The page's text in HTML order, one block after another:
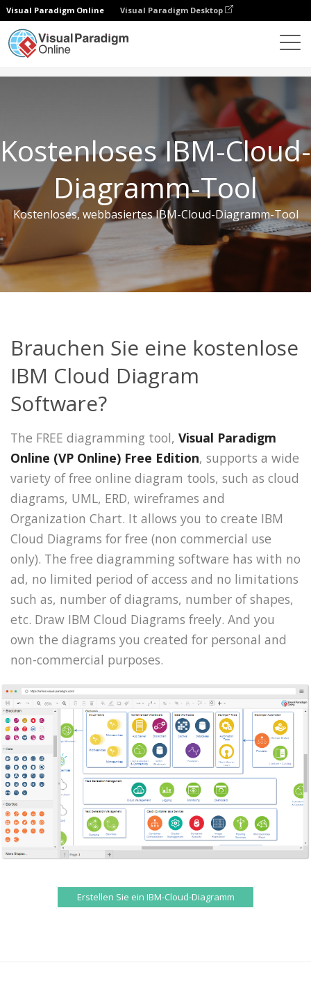
Visual Paradigm Online Visual Paradigm Desktop
Kostenloses IBM-Cloud-
Diagramm-Tool
Kostenloses, webbasiertes IBM-Cloud-Diagramm-Tool
Brauchen Sie eine kostenlose
IBM Cloud Diagram
Software?
The FREE diagramming tool, Visual Paradigm
Online (VP Online) Free Edition, supports a wide
variety of free online diagram tools, such as cloud
diagrams, UML, ERD, wireframes and
Organization Chart. It allows you to create IBM
Cloud Diagrams for free (non commercial use
only). The free diagramming software has with no
ad, no limited period of access and no limitations
such as, number of diagrams, number of shapes,
etc. Draw IBM Cloud Diagrams freely. And you
own the diagrams you created for personal and
non-commercial purposes.
Erstellen Sie ein IBM-Cloud-Diagramm